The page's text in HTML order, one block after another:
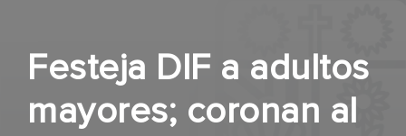
Festeja DIF a adultos
mayores; coronan al